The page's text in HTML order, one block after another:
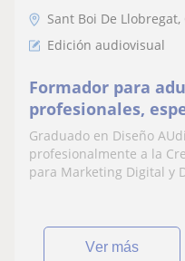
Sant Boi De Llobregat,
Edición audiovisual
Formador para
profesionales,
orientación y
clases online y/o
Graduado en Diseño
profesionalmente a la
para Marketing Digital y
ver más